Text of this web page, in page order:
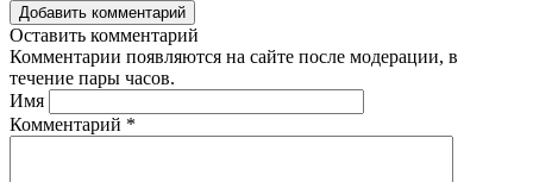
Добавить комментарий
Оставить комментарий
Комментарии появляются на сайте после модерации, в
течение пары часов.
Имя
Комментарий *